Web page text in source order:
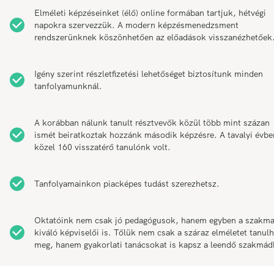
Elméleti képzéseinket (élő) online formában tartjuk, hétvégi
napokra szervezzük. A modern képzésmenedzsment
rendszerünknek köszönhetően az előadások
Igény szerint részletfizetési lehetőséget biztosítunk minden
tanfolyamunknál.
A korábban nálunk tanult résztvevők közül több mint százan
ismét beiratkoztak hozzánk második képzésre. A tavalyi
közel 160 visszatérő tanulónk volt.
Tanfolyamainkon piacképes tudást szerezhetsz.
Oktatóink nem csak jó pedagógusok, hanem egyben a szakma
kiváló képviselői is. Tőlük nem csak a száraz elméletet
meg, hanem gyakorlati tanácsokat is kapsz a leendő